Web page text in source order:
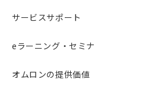
サービスサポート
eラーニング・セミナ
オムロンの提供価値